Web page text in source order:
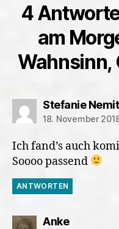
4
am
Wahnsinn,
Stefanie
18. November
Ich fand’s auch
Soooo passend
ANTWORTEN
Ankesagt: